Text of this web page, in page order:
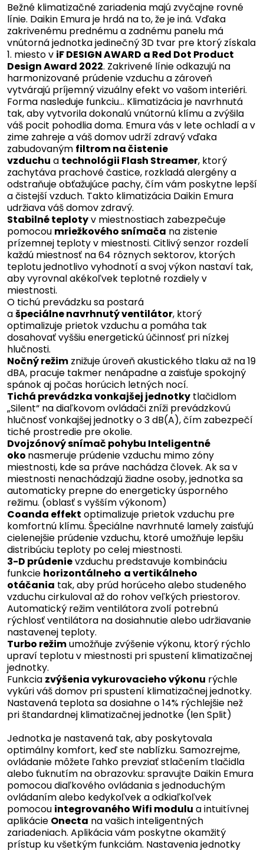
Bežné klimatizačné zariadenia majú zvyčajne rovné
línie. Daikin Emura je hrdá na to, že je iná. Vďaka
zakrivenému prednému a zadnému panelu má
vnútorná jednotka jedinečný 3D tvar pre ktorý získala
1. miesto v iF DESIGN AWARD a Red Dot Product
Design Award 2022. Zakrivené línie odkazujú na
harmonizované prúdenie vzduchu a zároveň
vytvárajú príjemný vizuálny efekt vo vašom interiéri.
Forma nasleduje funkciu… Klimatizácia je navrhnutá
tak, aby vytvorila dokonalú vnútornú klímu a zvýšila
váš pocit pohodlia doma. Emura vás v lete ochladí a v
zime zahreje a váš domov udrží zdravý vďaka
zabudovaným filtrom na čistenie
vzduchu a technológii Flash Streamer, ktorý
zachytáva prachové častice, rozkladá alergény a
odstraňuje obťažujúce pachy, čím vám poskytne lepší
a čistejší vzduch. Takto klimatizácia Daikin Emura
udržiava váš domov zdravý.
Stabilné teplotyv miestnostiach zabezpečuje
pomocou mriežkového snímača na zistenie
prízemnej teploty v miestnosti. Citlivý senzor rozdelí
každú miestnosť na 64 rôznych sektorov, ktorých
teplotu jednotlivo vyhodnotí a svoj výkon nastaví tak,
aby vyrovnal akékoľvek teplotné rozdiely v
miestnosti.
O tichú prevádzku sa postará
ašpeciálne navrhnutý ventilátor, ktorý
optimalizuje prietok vzduchu a pomáha tak
dosahovať vyššiu energetickú účinnosť pri nízkej
hlučnosti.
Nočný režim znižuje úroveň akustického tlaku až na 19
dBA, pracuje takmer nenápadne a zaisťuje spokojný
spánok aj počas horúcich letných nocí.
Tichá prevádzka vonkajšej jednotky tlačidlom
„Silent“ na diaľkovom ovládači zníži prevádzkovú
hlučnosť vonkajšej jednotky o 3 dB(A), čím zabezpečí
tiché prostredie pre okolie.
Dvojzónový snímač pohybu Inteligentné
oko nasmeruje prúdenie vzduchu mimo zóny
miestnosti, kde sa práve nachádza človek. Ak sa v
miestnosti nenachádzajú žiadne osoby, jednotka sa
automaticky prepne do energeticky úsporného
režimu. (oblasť s vyšším výkonom)
Coanda effekt optimalizuje prietok vzduchu pre
komfortnú klímu. Špeciálne navrhnuté lamely zaisťujú
cielenejšie prúdenie vzduchu, ktoré umožňuje lepšiu
distribúciu teploty po celej miestnosti.
3-D prúdenievzduchu predstavuje kombináciu
funkcie horizontálneho a vertikálneho
otáčania tak, aby prúd horúceho alebo studeného
vzduchu cirkuloval až do rohov veľkých priestorov.
Automatický režim ventilátora zvolí potrebnú
rýchlosť ventilátora na dosiahnutie alebo udržiavanie
nastavenej teploty.
Turbo režimumožňuje zvýšenie výkonu, ktorý rýchlo
upraví teplotu v miestnosti pri spustení klimatizačnej
jednotky.
Funkcia zvýšenia vykurovacieho výkonu rýchle
vykúri váš domov pri spustení klimatizačnej jednotky.
Nastavená teplota sa dosiahne o 14% rýchlejšie než
pri štandardnej klimatizačnej jednotke (len Split)
Jednotka je nastavená tak, aby poskytovala
optimálny komfort, keď ste nablízku. Samozrejme,
ovládanie môžete ľahko prevziať stlačením tlačidla
alebo ťuknutím na obrazovku: spravujte Daikin Emura
pomocou diaľkového ovládania s jednoduchým
ovládaním alebo kedykoľvek a odkiaľkoľvek
pomocou integrovaného Wifi modulu a intuitívnej
aplikácie Onecta na vašich inteligentných
zariadeniach. Aplikácia vám poskytne okamžitý
prístup ku všetkým funkciám. Nastavenia jednotky